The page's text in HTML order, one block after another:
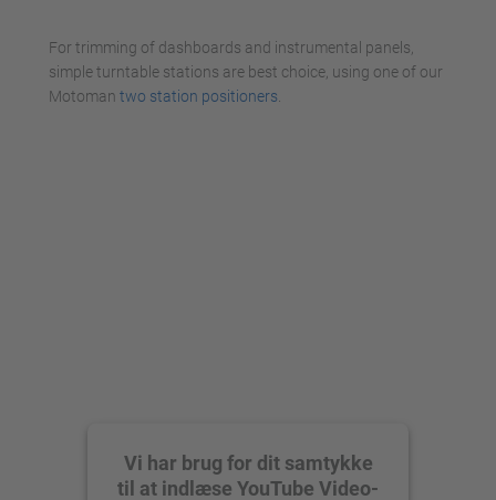
powered by
Usercentrics Consent
For trimming of dashboards and instrumental panels,
simple turntable stations are best choice, using one of our
Motoman two station positioners
Vi har brug for dit samtykke
til at indlæse YouTube Video-